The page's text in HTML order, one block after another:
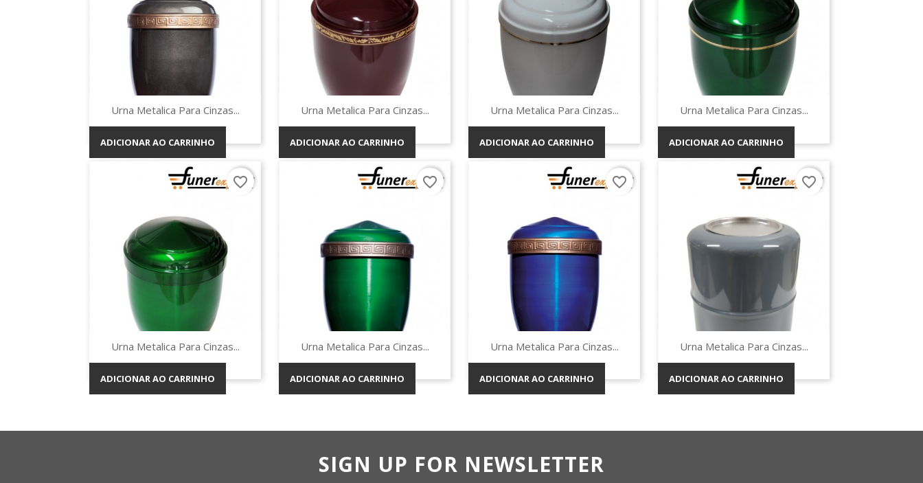
Vista rápida
Urna Metalica Para Cinzas...
ADICIONAR AO CARRINHO
Vista rápida
Urna Metalica Para Cinzas...
ADICIONAR AO CARRINHO
Vista rápida
Urna Metalica Para Cinzas...
ADICIONAR AO CARRINHO
Vista rápida
Urna Metalica Para Cinzas...
ADICIONAR AO CARRINHO
Vista rápida
Urna Metalica Para Cinzas...
ADICIONAR AO CARRINHO
favorite_border
Vista rápida
Urna Metalica Para Cinzas...
ADICIONAR AO CARRINHO
favorite_border
Vista rápida
Urna Metalica Para Cinzas...
ADICIONAR AO CARRINHO
favorite_border
Vista rápida
Urna Metalica Para Cinzas...
ADICIONAR AO CARRINHO
favorite_border
SIGN UP FOR NEWSLETTER